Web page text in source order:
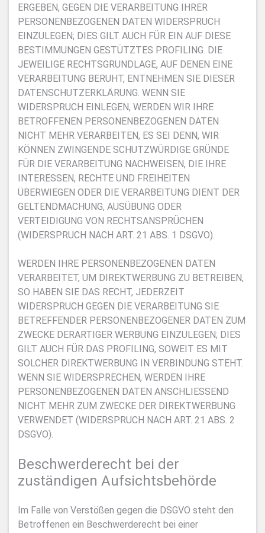
ERGEBEN, GEGEN DIE VERARBEITUNG IHRER
PERSONENBEZOGENEN DATEN WIDERSPRUCH
EINZULEGEN; DIES GILT AUCH FÜR EIN AUF DIESE
BESTIMMUNGEN GESTÜTZTES PROFILING. DIE
JEWEILIGE RECHTSGRUNDLAGE, AUF DENEN EINE
VERARBEITUNG BERUHT, ENTNEHMEN SIE DIESER
DATENSCHUTZERKLÄRUNG. WENN SIE
WIDERSPRUCH EINLEGEN, WERDEN WIR IHRE
BETROFFENEN PERSONENBEZOGENEN DATEN
NICHT MEHR VERARBEITEN, ES SEI DENN, WIR
KÖNNEN ZWINGENDE SCHUTZWÜRDIGE GRÜNDE
FÜR DIE VERARBEITUNG NACHWEISEN, DIE IHRE
INTERESSEN, RECHTE UND FREIHEITEN
ÜBERWIEGEN ODER DIE VERARBEITUNG DIENT DER
GELTENDMACHUNG, AUSÜBUNG ODER
VERTEIDIGUNG VON RECHTSANSPRÜCHEN
(WIDERSPRUCH NACH ART. 21 ABS. 1 DSGVO).
WERDEN IHRE PERSONENBEZOGENEN DATEN
VERARBEITET, UM DIREKTWERBUNG ZU BETREIBEN,
SO HABEN SIE DAS RECHT, JEDERZEIT
WIDERSPRUCH GEGEN DIE VERARBEITUNG SIE
BETREFFENDER PERSONENBEZOGENER DATEN ZUM
ZWECKE DERARTIGER WERBUNG EINZULEGEN; DIES
GILT AUCH FÜR DAS PROFILING, SOWEIT ES MIT
SOLCHER DIREKTWERBUNG IN VERBINDUNG STEHT.
WENN SIE WIDERSPRECHEN, WERDEN IHRE
PERSONENBEZOGENEN DATEN ANSCHLIESSEND
NICHT MEHR ZUM ZWECKE DER DIREKTWERBUNG
VERWENDET (WIDERSPRUCH NACH ART. 21 ABS. 2
DSGVO).
Beschwerde­recht bei der
zuständigen Aufsichts­behörde
Im Falle von Verstößen gegen die DSGVO steht den
Betroffenen ein Beschwerderecht bei einer